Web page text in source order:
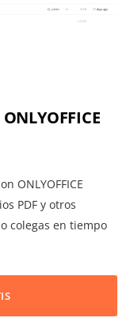
ONLYOFFICE
PDF y otros
colegas en tiempo